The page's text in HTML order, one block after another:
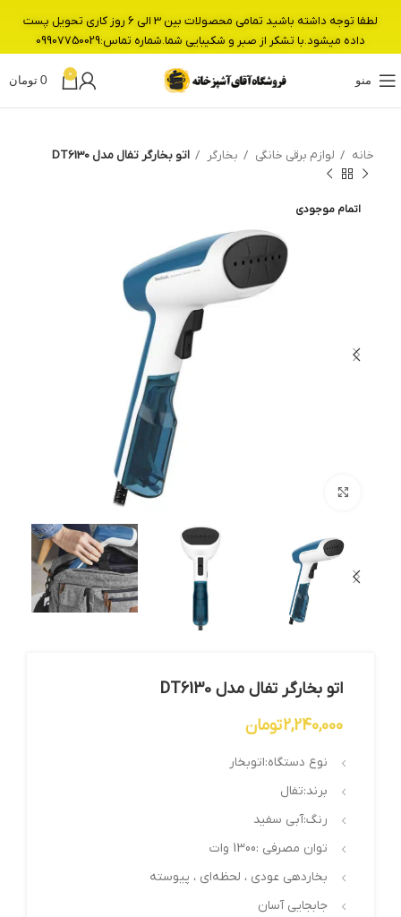
منو
0
0 تومان
خانه لوازم برقی خانگی بخارگر اتو بخارگر تفال مدل DT6130
اتمام موجودی
اتو بخارگر تفال مدل DT6130
2,240,000تومان
نوع دستگاه:اتوبخار
برند:تفال
رنگ:آبی سفید
توان مصرفی :1300 وات
بخاردهی عودی ، لحظه‌ای ، پیوسته
جابجایی آسان
لطفا توجه داشته باشید تمامی محصولات بین 3 الی 6 روز کاری تحویل پست
داده میشود.با تشکر از صبر و شکیبایی شما.شماره تماس:09907750029